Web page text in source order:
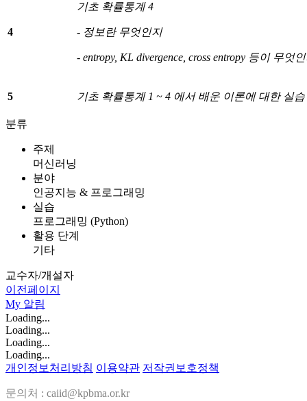
4
기초 확률통계4
- 정보란 무엇인지
- entropy, KL divergence, cross entropy 등이 무엇
5 기초 확률통계 1 ~ 4 에서 배운 이론에 대한 실습
분류
주제
머신러닝
분야
인공지능 & 프로그래밍
실습
프로그래밍 (Python)
활용 단계
기타
교수자/개설자
이전페이지
My 알림
Loading...
Loading...
Loading...
Loading...
개인정보처리방침 이용약관 저작권보호정책
문의처 : caiid@kpbma.or.kr